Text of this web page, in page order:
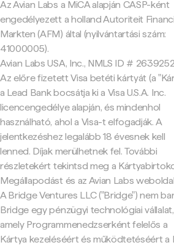
Az Avian Labs a MiCA alapján CASP-ként
engedélyezett a holland Autoriteit
Markten (AFM) által (nyilvántartási szám:
41000005).
Avian Labs USA, Inc., NMLS ID # 2639252
Az előre fizetett Visa betéti kártyát (a
a Lead Bank bocsátja ki a Visa U.S.A. Inc.
licencengedélye alapján, és mindenhol
használható, ahol a Visa-t elfogadják. A
jelentkezéshez legalább 18 évesnek kell
lenned. Díjak merülhetnek fel. További
részletekért tekintsd meg a
Megállapodást és az Avian Labs
A Bridge Ventures LLC ("Bridge") nem
Bridge egy pénzügyi technológiai vállalat,
amely Programmenedzserként felelős a
Kártya kezeléséért és működtetéséért a